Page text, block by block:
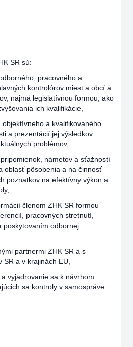
SR sú:
pracovného a
kontrolórov miest a obcí a
najmä legislatívnou formou, ako
ich kvalifikácie,
a kvalifikovaného
a prezentácií jej výsledkov
problémov,
námetov a sťažností
oblasť pôsobenia a na činnosť
poznatkov na efektívny výkon a
členom ZHK SR formou
pracovných stretnutí,
poskytovaním odbornej
partnermi ZHK SR a s
a v krajinách EU,
vyjadrovanie sa k návrhom
sa kontroly v samospráve.